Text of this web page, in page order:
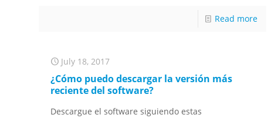
Read more
July 18, 2017
¿Cómo puedo descargar la versión más
reciente del software?
Descargue el software siguiendo estas